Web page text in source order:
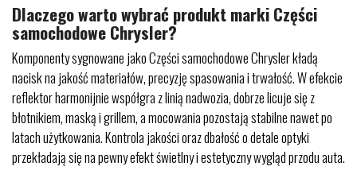
Dlaczego warto wybrać produkt marki Części
samochodowe Chrysler?
Komponenty sygnowane jako Części samochodowe Chrysler kładą
nacisk na jakość materiałów, precyzję spasowania i trwałość. W efekcie
reflektor harmonijnie współgra z linią nadwozia, dobrze licuje się z
błotnikiem, maską i grillem, a mocowania pozostają stabilne nawet po
latach użytkowania. Kontrola jakości oraz dbałość o detale optyki
przekładają się na pewny efekt świetlny i estetyczny wygląd przodu auta.